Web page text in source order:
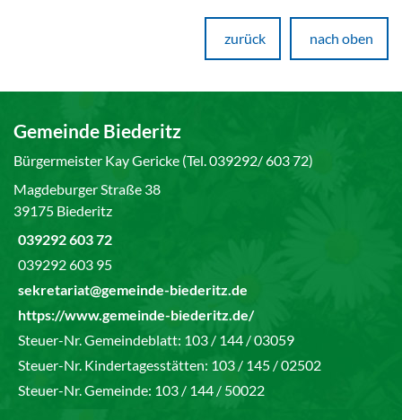
zurück nach oben
Gemeinde Biederitz
Bürgermeister Kay Gericke (Tel. 039292/ 603 72)
Magdeburger Straße 38
39175 Biederitz
039292 603 72
039292 603 95
sekretariat@gemeinde-biederitz.de
https://www.gemeinde-biederitz.de/
Steuer-Nr. Gemeindeblatt: 103 / 144 / 03059
Steuer-Nr. Kindertagesstätten: 103 / 145 / 02502
Steuer-Nr. Gemeinde: 103 / 144 / 50022